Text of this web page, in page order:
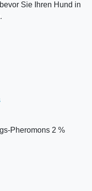
Sie Ihren Hund in
Pheromons 2 %